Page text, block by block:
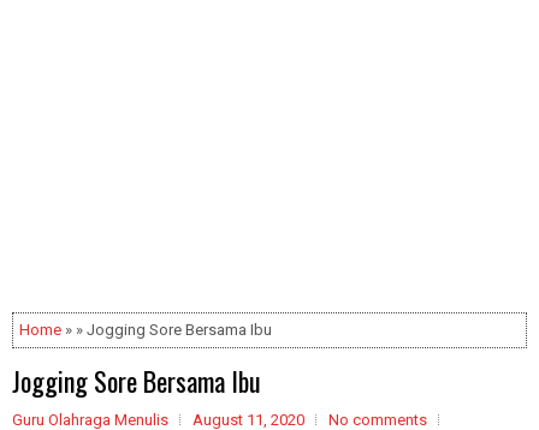
Home » » Jogging Sore Bersama Ibu
Jogging Sore Bersama Ibu
Guru Olahraga Menulis August 11, 2020 No comments